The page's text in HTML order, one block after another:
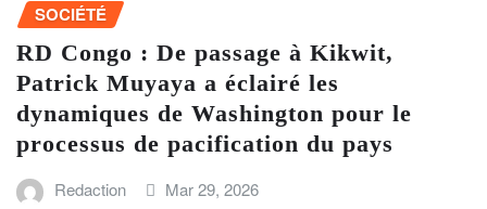
SOCIÉTÉ
RD Congo : De passage à Kikwit,
Patrick Muyaya a éclairé les
dynamiques de Washington pour le
processus de pacification du pays
Redaction Mar 29, 2026